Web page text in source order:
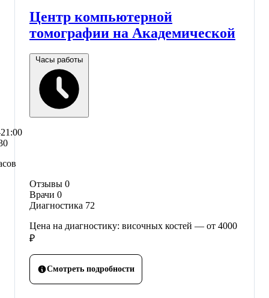
Центр компьютерной
томографии на Академической
Часы работы
Отзывы 0
Врачи 0
Диагностика 72
Цена на диагностику: височных костей — от 4000
₽
Смотреть подробности